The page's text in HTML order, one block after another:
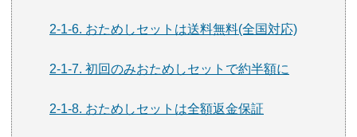
2-1-6. おためしセットは送料無料(全国対応)
2-1-7. 初回のみおためしセットで約半額に
2-1-8. おためしセットは全額返金保証